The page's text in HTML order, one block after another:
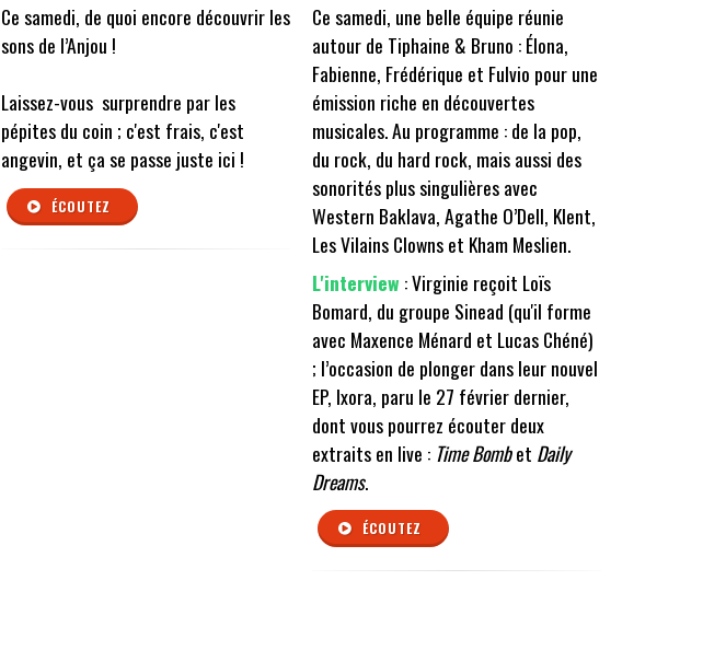
Ce samedi, de quoi encore découvrir les
sons de l’Anjou !
Laissez-vous surprendre par les
pépites du coin ; c'est frais, c'est
angevin, et ça se passe juste ici !
ÉCOUTEZ
Ce samedi, une belle équipe réunie
autour de Tiphaine & Bruno : Élona,
Fabienne, Frédérique et Fulvio pour une
émission riche en découvertes
musicales. Au programme : de la pop,
du rock, du hard rock, mais aussi des
sonorités plus singulières avec
Western Baklava,Agathe O’Dell, Klent,
Les Vilains Clownset Kham Meslien.
L'interview : Virginie reçoit Loïs
Bomard, du groupe Sinead (qu'il forme
avec Maxence Ménard et Lucas Chéné)
; l’occasion de plonger dans leur nouvel
EP, Ixora, paru le 27 février dernier,
dont vous pourrez écouter deux
extraits en live : Time Bombet Daily
Dreams.
ÉCOUTEZ